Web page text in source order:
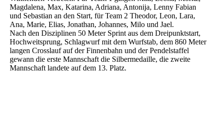
Magdalena, Max, Katarina, Adriana, Antonija, Lenny Fabian
und Sebastian an den Start, für Team 2 Theodor, Leon, Lara,
Ana, Marie, Elias, Jonathan, Johannes, Milo und Jael.
Nach den Disziplinen 50 Meter Sprint aus dem Dreipunktstart,
Hochweitsprung, Schlagwurf mit dem Wurfstab, dem 860 Meter
langen Crosslauf auf der Finnenbahn und der Pendelstaffel
gewann die erste Mannschaft die Silbermedaille, die zweite
Mannschaft landete auf dem 13. Platz.